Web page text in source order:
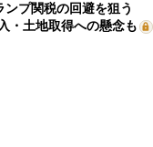
ンプ関税の回避を狙う
・土地取得への懸念も